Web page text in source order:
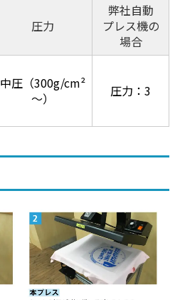
圧力
弊社自動
プレス機の
場合
中圧（300g/cm²
～）
圧力：3